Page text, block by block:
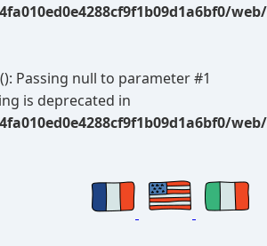
Passing null to parameter #1
is deprecated in